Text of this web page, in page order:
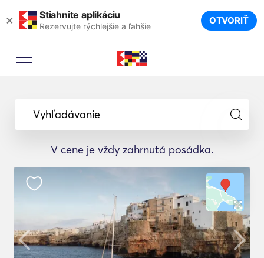
× Stiahnite aplikáciu
Rezervujte rýchlejšie a ľahšie OTVORIŤ
Vyhľadávanie
V cene je vždy zahrnutá posádka.